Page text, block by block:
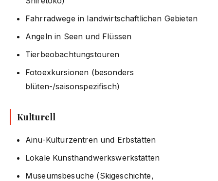
Fahrradwege in landwirtschaftlichen Gebieten
Angeln in Seen und Flüssen
Tierbeobachtungstouren
Fotoexkursionen (besonders
blüten-/saisonspezifisch)
Kulturell
Ainu-Kulturzentren und Erbstätten
Lokale Kunsthandwerkswerkstätten
Museumsbesuche (Skigeschichte,